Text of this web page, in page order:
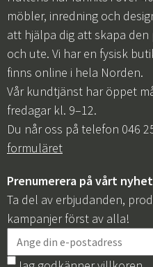
möbler, inredning och
att hjälpa dig att skapa
och ute. Vi har en fysisk
finns online i hela Norden.
Vår kundtjänst har öppet
fredagar kl. 9–12.
Du når oss på telefon 046
formuläret
Prenumerera på vårt
Ta del av erbjudanden,
kampanjer först av alla!